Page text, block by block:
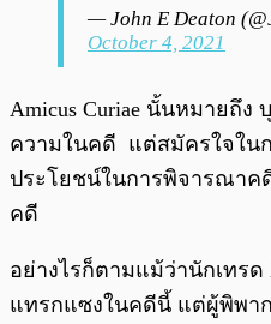
— John E Deaton
October 4, 2021
Amicus Curiae นั้นหมายถึ
ความในคดี แต่สมัครใจใน
ประโยชน์ในการพิจารณาค
คดี
อย่างไรก็ตามแม้ว่านักเทรด
แทรกแซงในคดีนี้ แต่ผู้พิพาก